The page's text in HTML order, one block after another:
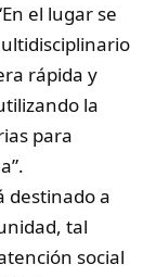
el lugar se
rápida y
la
para
destinado a
tal
social